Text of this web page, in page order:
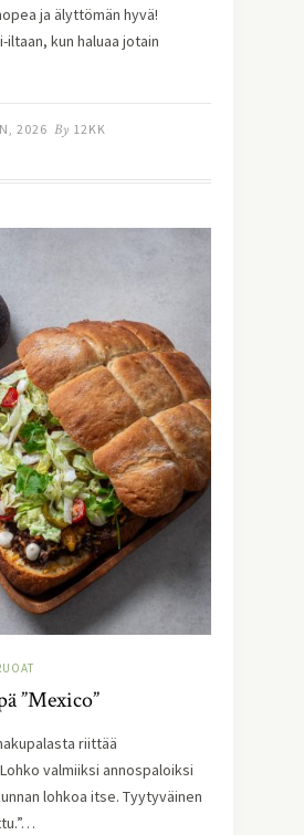
ja älyttömän hyvä!
iltaan, kun haluaa jotain
2026 By 12KK
”Mexico”
riittää
valmiiksi annospaloiksi
lohkoa itse. Tyytyväinen